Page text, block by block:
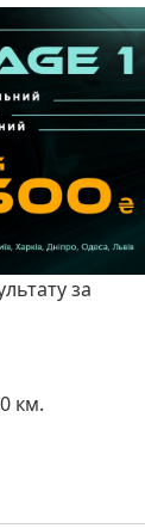
за
км.